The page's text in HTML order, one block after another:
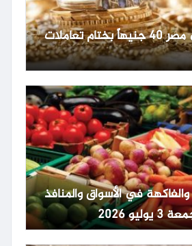
تراجع الذهب في مصر 40 جنيهاً بختام تعاملات
في الأسواق والمنافذ
2026